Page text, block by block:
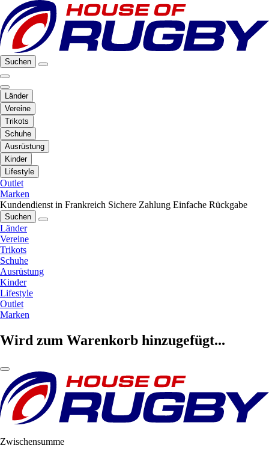
Suchen
Länder
Vereine
Trikots
Schuhe
Ausrüstung
Kinder
Lifestyle
Outlet
Marken
Kundendienst in Frankreich Sichere Zahlung Einfache Rückgabe
Suchen
Länder
Vereine
Trikots
Schuhe
Ausrüstung
Kinder
Lifestyle
Outlet
Marken
Wird zum Warenkorb hinzugefügt...
Zwischensumme